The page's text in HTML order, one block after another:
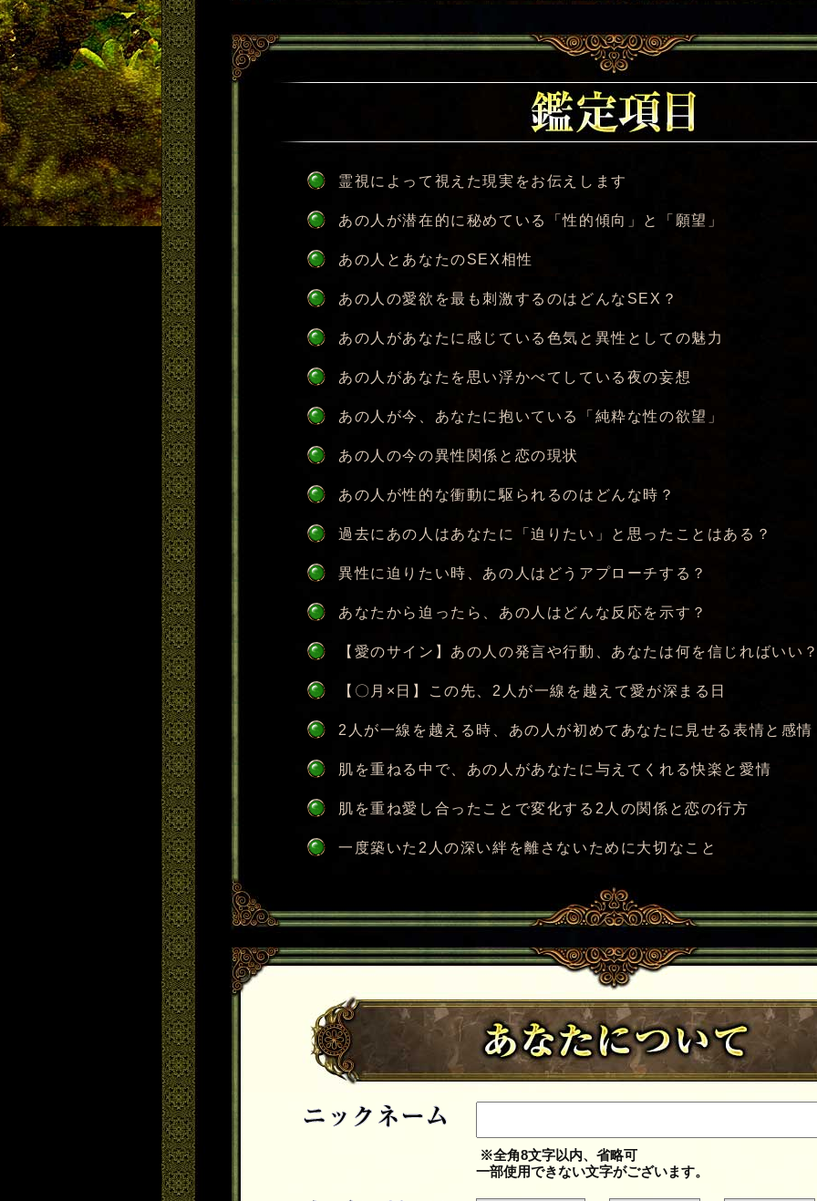
霊視によって視えた現実をお伝えします
あの人が潜在的に秘めている「性的傾向」と「願望」
あの人とあなたのSEX相性
あの人の愛欲を最も刺激するのはどんなSEX？
あの人があなたに感じている色気と異性としての魅力
あの人があなたを思い浮かべてしている夜の妄想
あの人が今、あなたに抱いている「純粋な性の欲望」
あの人の今の異性関係と恋の現状
あの人が性的な衝動に駆られるのはどんな時？
過去にあの人はあなたに「迫りたい」と思ったことはある？
異性に迫りたい時、あの人はどうアプローチする？
あなたから迫ったら、あの人はどんな反応を示す？
【愛のサイン】あの人の発言や行動、あなたは何を信じればいい
【〇月×日】この先、2人が一線を越えて愛が深まる日
2人が一線を越える時、あの人が初めてあなたに見せる表情と感情
肌を重ねる中で、あの人があなたに与えてくれる快楽と愛情
肌を重ね愛し合ったことで変化する2人の関係と恋の行方
一度築いた2人の深い絆を離さないために大切なこと
※全角8文字以内、省略可
一部使用できない文字がございます。